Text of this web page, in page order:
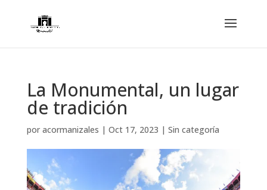
La Monumental, un lugar
de tradición
por acormanizales | Oct 17, 2023 | Sin categoría